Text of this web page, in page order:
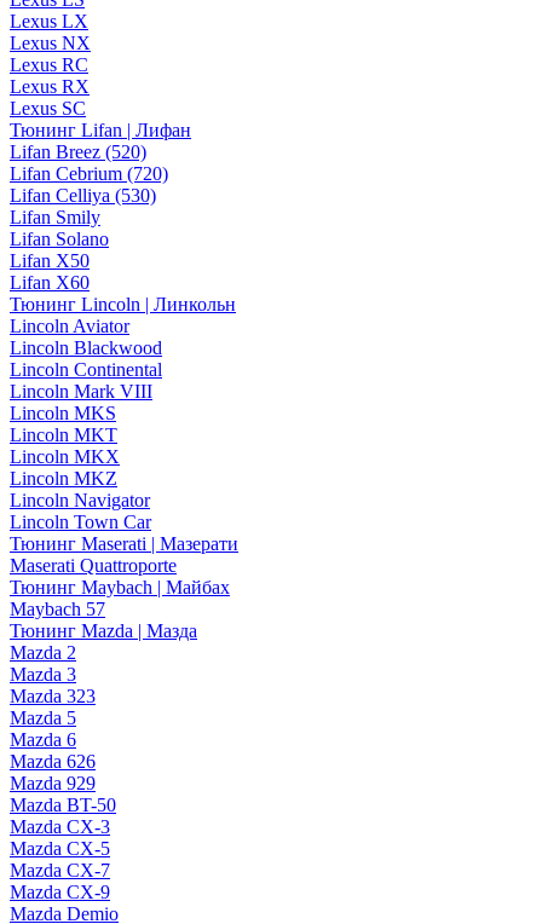
Lexus LX
Lexus NX
Lexus RC
Lexus RX
Lexus SC
Тюнинг Lifan | Лифан
Lifan Breez (520)
Lifan Cebrium (720)
Lifan Celliya (530)
Lifan Smily
Lifan Solano
Lifan X50
Lifan X60
Тюнинг Lincoln | Линкольн
Lincoln Aviator
Lincoln Blackwood
Lincoln Continental
Lincoln Mark VIII
Lincoln MKS
Lincoln MKT
Lincoln MKX
Lincoln MKZ
Lincoln Navigator
Lincoln Town Car
Тюнинг Maserati | Мазерати
Maserati Quattroporte
Тюнинг Maybach | Майбах
Maybach 57
Тюнинг Mazda | Мазда
Mazda 2
Mazda 3
Mazda 323
Mazda 5
Mazda 6
Mazda 626
Mazda 929
Mazda BT-50
Mazda CX-3
Mazda CX-5
Mazda CX-7
Mazda CX-9
Mazda Demio